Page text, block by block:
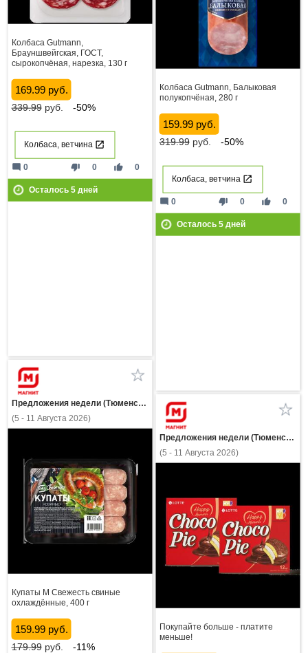
Колбаса Gutmann,
Брауншвейгская, ГОСТ,
сырокопчёная, нарезка, 130 г
169.99 руб.
339.99руб. -50%
Колбаса, ветчина
thumb_down 0 thumb_up 0
mode_comment 0
Осталось 5дней
Колбаса Gutmann, Балыковая
полукопчёная, 280 г
159.99 руб.
319.99руб. -50%
Колбаса, ветчина
thumb_down 0 thumb_up 0
mode_comment 0
Осталось 5дней
Предложения недели (Тюменская область)
(5 - 11 Августа 2026)
Купаты М Свежесть свиные
охлаждённые, 400 г
159.99 руб.
179.99руб. -11%
Предложения недели (Тюменская область)
(5 - 11 Августа 2026)
Покупайте больше - платите
меньше!